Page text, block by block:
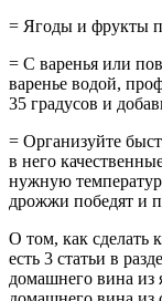
= Ягоды и фрукты
= С варенья или
варенье водой,
35 градусов и
= Организуйте
в него
нужную
дрожжи победят и
О том, как сделать
есть 3 статьи в
домашнего вина из